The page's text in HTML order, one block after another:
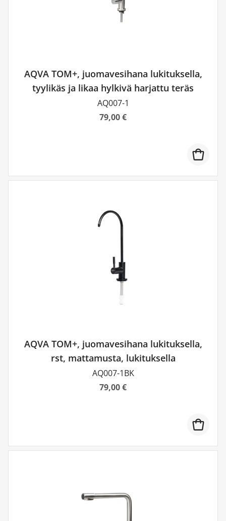
AQVA TOM+, juomavesihana lukituksella,
tyylikäs ja likaa hylkivä harjattu teräs
AQ007-1
79,00 €
AQVA TOM+, juomavesihana lukituksella,
rst, mattamusta, lukituksella
AQ007-1BK
79,00 €